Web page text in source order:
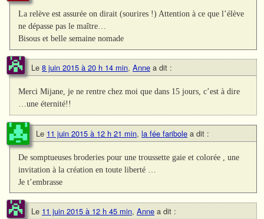
La relève est assurée on dirait (sourires !) Attention à ce que l’élève
ne dépasse pas le maître…
Bisous et belle semaine nomade
Le 8 juin 2015 à 20 h 14 min, Anne a dit :
Merci Mijane, je ne rentre chez moi que dans 15 jours, c’est à dire
…une éternité!!
Le 11 juin 2015 à 12 h 21 min, la fée faribole a dit :
De somptueuses broderies pour une troussette gaie et colorée , une
invitation à la création en toute liberté …
Je t’embrasse
Le 11 juin 2015 à 12 h 45 min, Anne a dit :